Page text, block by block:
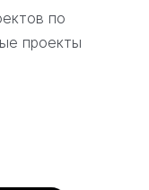
по
проекты